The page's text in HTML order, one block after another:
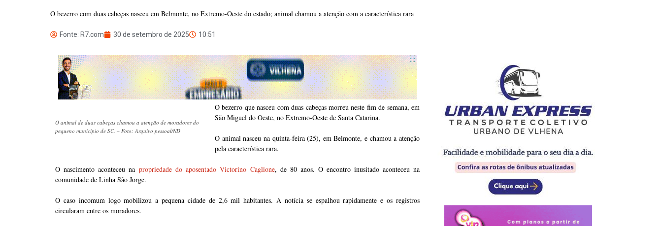
O bezerro com duas cabeças nasceu em Belmonte, no Extremo-Oeste do estado; animal chamou a atenção com a característica rara
Fonte: R7.com 30 de setembro de 2025 10:51
O animal de duas cabeças chamou a atenção de moradores do
pequeno município de SC. – Foto: Arquivo pessoal/ND
O bezerro que nasceu com duas cabeças morreu neste fim de semana, em
São Miguel do Oeste, no Extremo-Oeste de Santa Catarina.
O animal nasceu na quinta-feira (25), em Belmonte, e chamou a atenção
pela característica rara.
O nascimento aconteceu napropriedade do aposentado Victorino Caglione, de 80 anos. O encontro inusitado aconteceu na
comunidade de Linha São Jorge.
O caso incomum logo mobilizou a pequena cidade de 2,6 mil habitantes. A notícia se espalhou rapidamente e os registros
circularam entre os moradores.